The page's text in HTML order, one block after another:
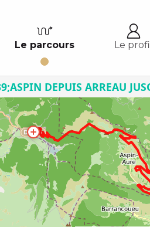
Le parcours Le profil